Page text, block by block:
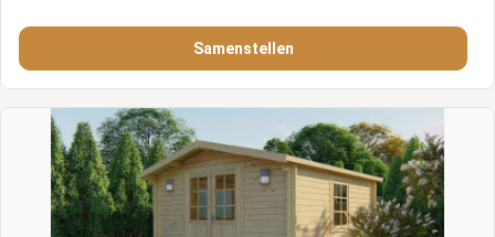
Samenstellen